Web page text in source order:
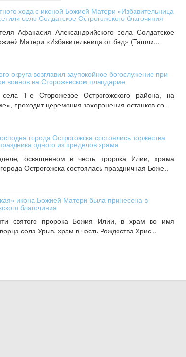
хода с иконой Божией Матери «Избавительница
село Солдатское Острогожского благочиния
Афанасия Александрийского села Солдатское
Матери «Избавительница от бед» (Ташли...
округа возглавил заупокойное богослужение при
воинов на Сторожевском плацдарме
1-е Сторожевое Острогожского района, на
проходит церемония захоронения останков со...
города Острогожска состоялись торжества
одного из пределов храма
освященном в честь пророка Илии, храма
Острогожска состоялась праздничная Боже...
икона Божией Матери была принесена в
благочиния
святого пророка Божия Илии, в храм во имя
села Урыв, храм в честь Рождества Хрис...